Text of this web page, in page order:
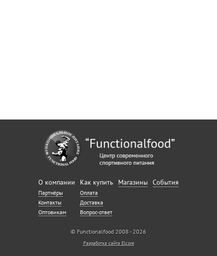
О компании
Партнёры
Контакты
Оптовикам
Как купить
Оплата
Доставка
Вопрос-ответ
Магазины События
© Functionalfood 2008 - 2026
Разработка сайта Elcore